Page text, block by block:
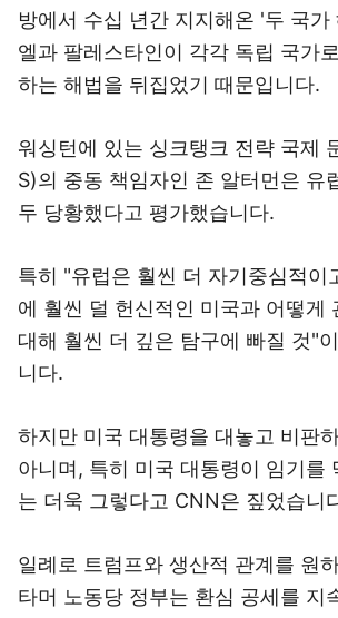
방에서 수십 년간 지지해온 '두 국가
엘과 팔레스타인이 각각 독립 국가
하는 해법을 뒤집었기 때문입니다.
워싱턴에 있는 싱크탱크 전략 국제
S)의 중동 책임자인 존 알터먼은 유
두 당황했다고 평가했습니다.
특히 "유럽은 훨씬 더 자기중심적이
에 훨씬 덜 헌신적인 미국과 어떻게
대해 훨씬 더 깊은 탐구에 빠질 것"
니다.
하지만 미국 대통령을 대놓고 비판
아니며, 특히 미국 대통령이 임기를
는 더욱 그렇다고 CNN은 짚었습니
일례로 트럼프와 생산적 관계를 원
타머 노동당 정부는 환심 공세를 지